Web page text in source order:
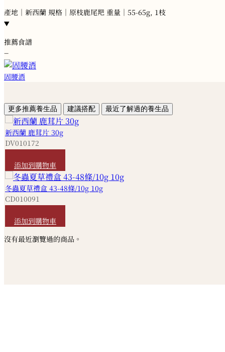
產地｜新西蘭 規格｜原枝鹿尾羓 重量｜55-65g, 1枝
推薦食譜
−
固腰酒
更多推薦養生品 建議搭配 最近了解過的養生品
新西蘭 鹿茸片 30g
DV010172
添加到購物車
冬蟲夏草禮盒 43-48條/10g 10g
CD010091
添加到購物車
沒有最近瀏覽過的商品。